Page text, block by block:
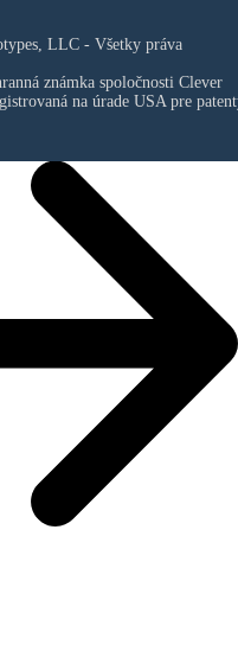
LLC - Všetky práva
známka spoločnosti Clever
na úrade USA pre